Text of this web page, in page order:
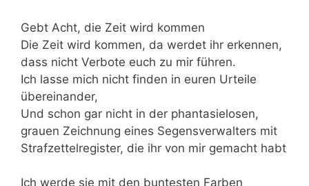
Gebt Acht, die Zeit wird kommen
Die Zeit wird kommen, da werdet ihr erkennen,
dass nicht Verbote euch zu mir führen.
Ich lasse mich nicht finden in euren Urteile
übereinander,
Und schon gar nicht in der phantasielosen,
grauen Zeichnung eines Segensverwalters mit
Strafzettelregister, die ihr von mir gemacht habt
Ich werde sie mit den buntesten Farben